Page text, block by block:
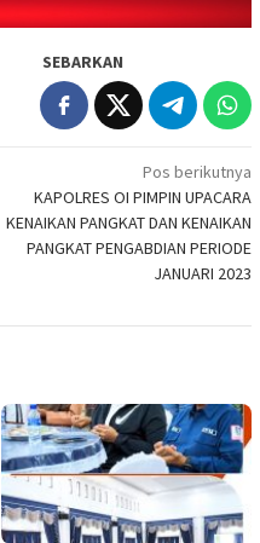
SEBARKAN
Pos berikutnya
KAPOLRES OI PIMPIN UPACARA
KENAIKAN PANGKAT DAN KENAIKAN
PANGKAT PENGABDIAN PERIODE
JANUARI 2023